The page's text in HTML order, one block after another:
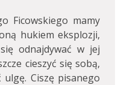
Ficowskiego mamy
hukiem eksplozji,
odnajdywać w jej
cieszyć się sobą,
Ciszę pisanego